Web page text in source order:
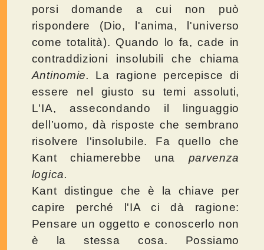
porsi domande a cui non può
rispondere (Dio, l'anima, l'universo
come totalità). Quando lo fa, cade in
contraddizioni insolubili che chiama
Antinomie.
La ragione percepisce di
essere nel giusto su temi assoluti,
L'IA, assecondando il linguaggio
dell’uomo, dà risposte che sembrano
risolvere l'insolubile. Fa quello che
Kant chiamerebbe una parvenza
logica.
Kant distingue che è la chiave per
capire perché l'IA ci dà ragione:
Pensare un oggetto e conoscerlo non
è la stessa cosa. Possiamo